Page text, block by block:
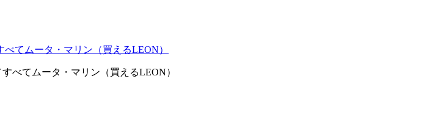
べてムータ・マリン（買えるLEON）